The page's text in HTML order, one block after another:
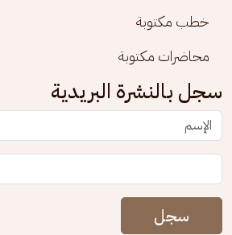
خطب مكتوبة
محاضرات مكتوبة
سجل بالنشرة البريدية
سجل